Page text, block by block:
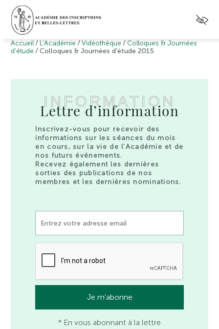
Accueil / L’Académie /Vidéothèque / Colloques & Journées
d'étude /Colloques & Journées d'étude 2015
INFORMATION
Lettre d’information
Inscrivez-vous pour recevoir des
informations sur les séances du mois
en cours, sur la vie de l’Académie et de
nos futurs événements.
Recevez également les dernières
sorties des publications de nos
membres et les dernières nominations.
* En vous abonnant à la lettre